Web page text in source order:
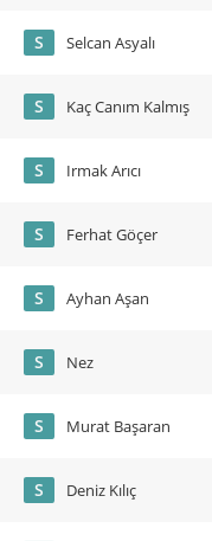
S Selcan Asyalı
S Kaç Canım Kalmış
S Irmak Arıcı
S Ferhat Göçer
S Ayhan Aşan
S Nez
S Murat Başaran
S Deniz Kılıç